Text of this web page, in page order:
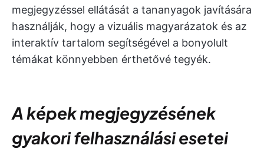
megjegyzéssel ellátását a tananyagok javítására
használják, hogy a vizuális magyarázatok és az
interaktív tartalom segítségével a bonyolult
témákat könnyebben érthetővé tegyék.
A képek megjegyzésének
gyakori felhasználási esetei